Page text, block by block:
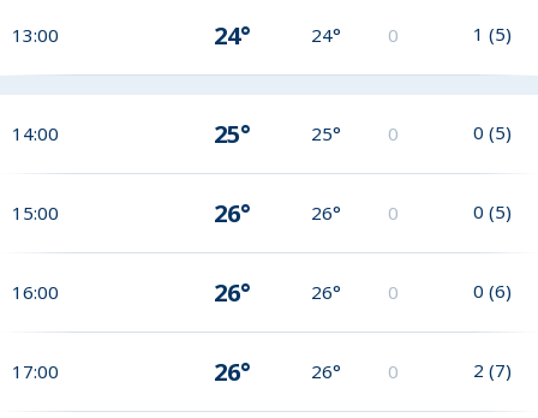
13:00 24° 24° 0 1 (5)
14:00 25° 25° 0 0 (5)
15:00 26° 26° 0 0 (5)
16:00 26° 26° 0 0 (6)
17:00 26° 26° 0 2 (7)